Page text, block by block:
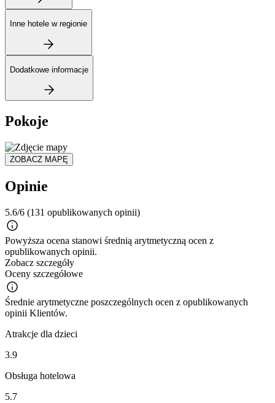
Inne hotele w regionie
Dodatkowe informacje
Pokoje
ZOBACZ MAPĘ
Opinie
5.6/6 (131 opublikowanych opinii)
Powyższa ocena stanowi średnią arytmetyczną ocen z
opublikowanych opinii.
Zobacz szczegóły
Oceny szczegółowe
Średnie arytmetyczne poszczególnych ocen z opublikowanych
opinii Klientów.
Atrakcje dla dzieci
3.9
Obsługa hotelowa
5.7